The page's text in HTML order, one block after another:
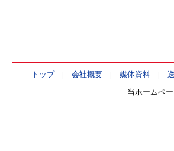
トップ| 会社概要 | 媒体資料 |
当ホームペ